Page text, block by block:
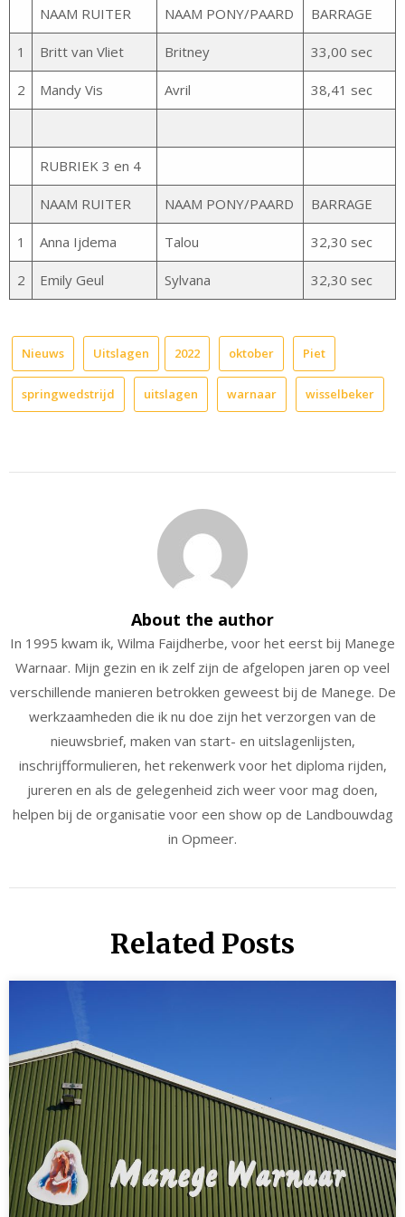
NAAM RUITER NAAM PONY/PAARD BARRAGE
1 Britt van Vliet Britney 33,00 sec
2 Mandy Vis Avril 38,41 sec
RUBRIEK 3 en 4
NAAM RUITER NAAM PONY/PAARD BARRAGE
1 Anna Ijdema Talou 32,30 sec
2 Emily Geul Sylvana 32,30 sec
Nieuws Uitslagen 2022 oktober Piet
springwedstrijd uitslagen warnaar wisselbeker
About the author
In 1995 kwam ik, Wilma Faijdherbe, voor het eerst bij Manege
Warnaar. Mijn gezin en ik zelf zijn de afgelopen jaren op veel
verschillende manieren betrokken geweest bij de Manege. De
werkzaamheden die ik nu doe zijn het verzorgen van de
nieuwsbrief, maken van start- en uitslagenlijsten,
inschrijfformulieren, het rekenwerk voor het diploma rijden,
jureren en als de gelegenheid zich weer voor mag doen,
helpen bij de organisatie voor een show op de Landbouwdag
in Opmeer.
Related Posts